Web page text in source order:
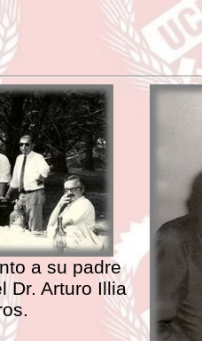
a su padre
Dr. Arturo Illia